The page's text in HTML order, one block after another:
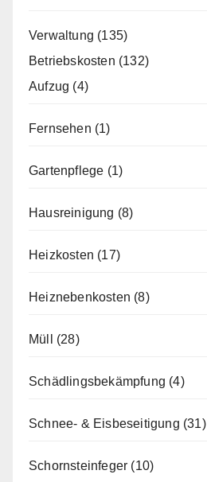
Verwaltung (135)
Betriebskosten (132)
Aufzug (4)
Fernsehen (1)
Gartenpflege (1)
Hausreinigung (8)
Heizkosten (17)
Heiznebenkosten (8)
Müll (28)
Schädlingsbekämpfung (4)
Schnee- & Eisbeseitigung (31)
Schornsteinfeger (10)